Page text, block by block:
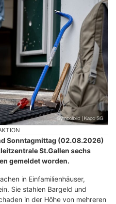
Sonntagmittag (02.08.2026)
St.Gallen sechs
gemeldet worden.
in Einfamilienhäuser,
Sie stahlen Bargeld und
in der Höhe von mehreren